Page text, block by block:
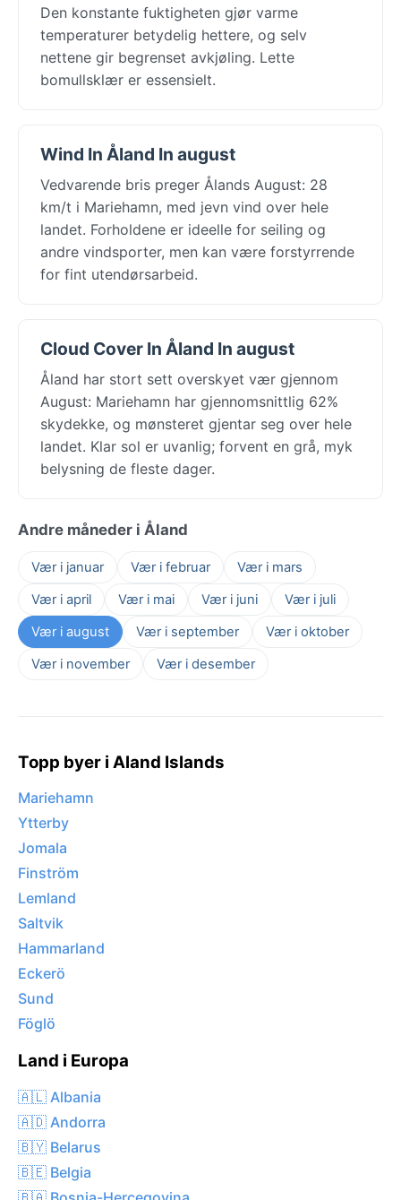
Den konstante fuktigheten gjør varme
temperaturer betydelig hettere, og selv
nettene gir begrenset avkjøling. Lette
bomullsklær er essensielt.
Wind In Åland In august
Vedvarende bris preger Ålands August: 28
km/t i Mariehamn, med jevn vind over hele
landet. Forholdene er ideelle for seiling og
andre vindsporter, men kan være forstyrrende
for fint utendørsarbeid.
Cloud Cover In Åland In august
Åland har stort sett overskyet vær gjennom
August: Mariehamn har gjennomsnittlig 62%
skydekke, og mønsteret gjentar seg over hele
landet. Klar sol er uvanlig; forvent en grå, myk
belysning de fleste dager.
Andre måneder i Åland
Vær i januar Vær i februar
Vær i mars
Vær i april
Vær i mai Vær i juni
Vær i juli
Vær i august
Vær i september
Vær i oktober
Vær i november
Vær i desember
Topp byer i Aland Islands
Mariehamn
Ytterby
Jomala
Finström
Lemland
Saltvik
Hammarland
Eckerö
Sund
Föglö
Land i Europa
🇦🇱 Albania
🇦🇩 Andorra
🇧🇾 Belarus
🇧🇪 Belgia